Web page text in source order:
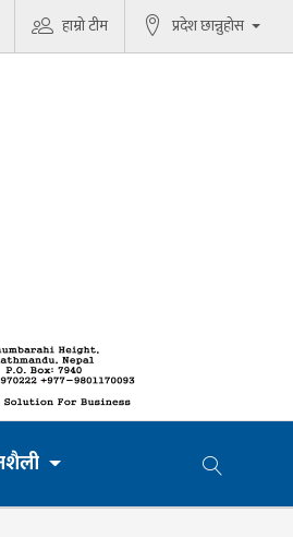
हाम्रो टीम प्रदेश छान्नुहोस